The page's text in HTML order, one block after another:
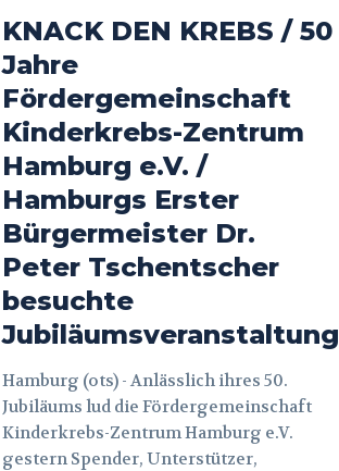
KNACK DEN KREBS / 50
Jahre
Fördergemeinschaft
Kinderkrebs-Zentrum
Hamburg e.V. /
Hamburgs Erster
Bürgermeister Dr.
Peter Tschentscher
besuchte
Jubiläumsveranstaltung
Hamburg (ots) - Anlässlich ihres 50.
Jubiläums lud die Fördergemeinschaft
Kinderkrebs-Zentrum Hamburg e.V.
gestern Spender, Unterstützer,